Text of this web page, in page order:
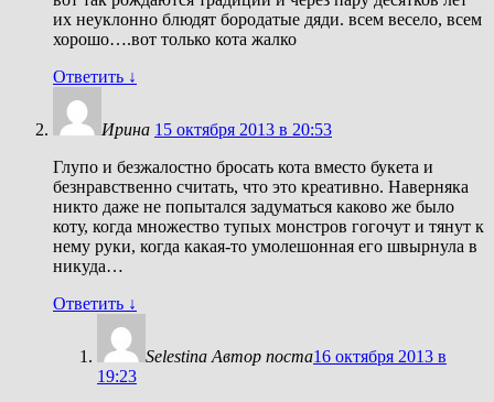
их неуклонно блюдят бородатые дяди. всем весело, всем
хорошо….вот только кота жалко
Ответить ↓
Ирина 15 октября 2013 в 20:53
Глупо и безжалостно бросать кота вместо букета и
безнравственно считать, что это креативно. Наверняка
никто даже не попытался задуматься каково же было
коту, когда множество тупых монстров гогочут и тянут к
нему руки, когда какая-то умолешонная его швырнула в
никуда…
Ответить ↓
Selestina Автор поста16 октября 2013 в
19:23